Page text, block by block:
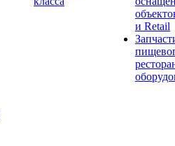
и Retail